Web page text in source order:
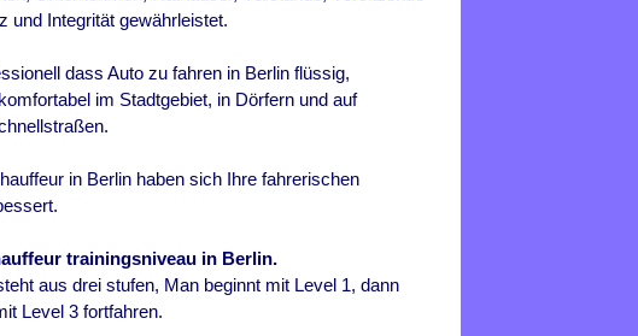
und Integrität gewährleistet.
dass Auto zu fahren in Berlin flüssig,
im Stadtgebiet, in Dörfern und auf
in Berlin haben sich Ihre fahrerischen
trainingsniveau in Berlin.
aus drei stufen, Man beginnt mit Level 1, dann
Level 3 fortfahren.